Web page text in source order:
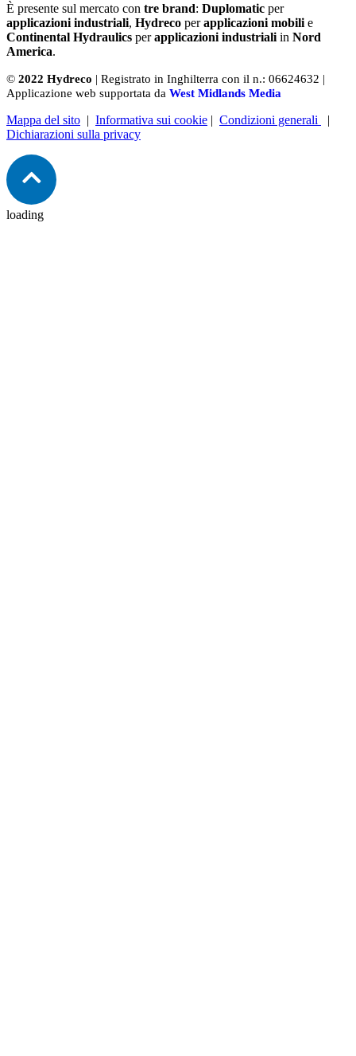
È presente sul mercato con tre brand: Duplomatic per
applicazioni industriali, Hydreco perapplicazioni mobili e
Continental Hydraulics perapplicazioni industriali in Nord
America.
© 2022 Hydreco | Registrato in Inghilterra con il n.: 06624632 |
Applicazione web supportata da West Midlands Media
Mappa del sito | Informativa sui cookie | Condizioni generali
|
Dichiarazioni sulla privacy
loading